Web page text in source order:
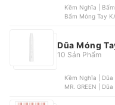
Kềm Nghĩa |
Bấm Móng Tay
Dũa Móng
10 Sản Phẩm
Kềm Nghĩa | Dũa
MR. GREEN |